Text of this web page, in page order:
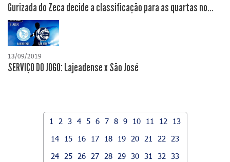
Gurizada do Zeca decide a classificação para as quartas no...
13/09/2019
SERVIÇO DO JOGO: Lajeadense x São José
1 2 3 4 5 6 7 8 9 10 11 12
13
14
15 16 17 18 19 20 21 22
23
24
25 26 27 28 29 30 31 32
33